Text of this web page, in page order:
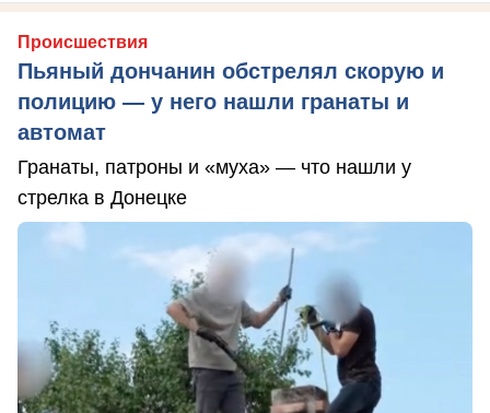
Происшествия
Пьяный дончанин обстрелял скорую и
полицию — у него нашли гранаты и
автомат
Гранаты, патроны и «муха» — что нашли у
стрелка в Донецке